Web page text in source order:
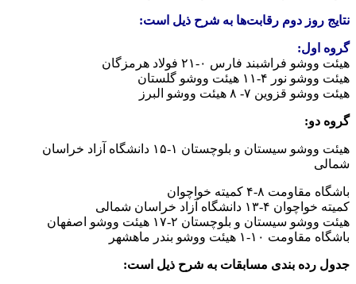
نتایج روز دوم رقابت‌ها به شرح ذیل است:
گروه اول:
هیئت ووشو فراشبند فارس ۰-۲۱ فولاد هرمزگان
هیئت ووشو نور ۴-۱۱ هیئت ووشو گلستان
هیئت ووشو قزوین ۷- ۸ هیئت ووشو البرز
گروه دو:
هیئت ووشو سیستان و بلوچستان ۱-۱۵ دانشگاه آزاد خراسان
شمالی
باشگاه مقاومت ۸-۴ کمیته خواچوان
کمیته خواچوان ۴-۱۳ دانشگاه آزاد خراسان شمالی
هیئت ووشو سیستان و بلوچستان ۲-۱۷ هیئت ووشو اصفهان
باشگاه مقاومت ۱۰-۱ هیئت ووشو بندر ماهشهر
جدول رده بندی مسابقات به شرح ذیل است: